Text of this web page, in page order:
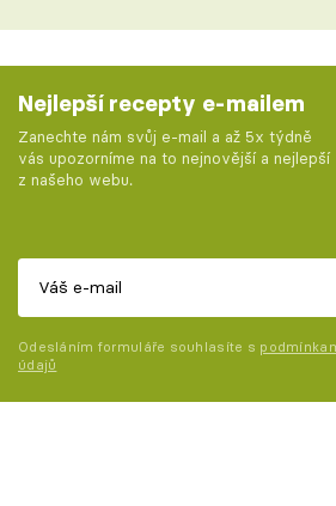
Nejlepší recepty e-mailem
Zanechte nám svůj e-mail a až 5x týdně
vás upozorníme na to nejnovější a nejlepší
z našeho webu.
Odesláním formuláře souhlasíte s
údajů